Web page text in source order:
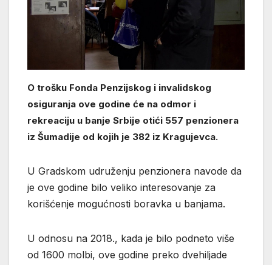
O trošku Fonda Penzijskog i invalidskog
osiguranja ove godine će na odmor i
rekreaciju u banje Srbije otići 557 penzionera
iz Šumadije od kojih je 382 iz Kragujevca.
U Gradskom udruženju penzionera navode da
je ove godine bilo veliko interesovanje za
korišćenje mogućnosti boravka u banjama.
U odnosu na 2018., kada je bilo podneto više
od 1600 molbi, ove godine preko dvehiljade